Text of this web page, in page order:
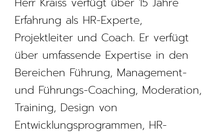
Erfahrung als HR-Experte,
Projektleiter und Coach. Er verfügt
über umfassende Expertise in den
Bereichen Führung, Management-
und Führungs-Coaching, Moderation,
Training, Design von
Entwicklungsprogrammen, HR-